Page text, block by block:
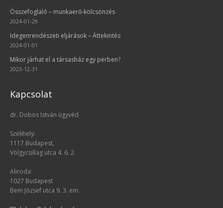
Összefoglaló – munkaerő-kölcsönzés
2024-01-29
Idegenrendészeti eljárások – Áttekintés
2024-01-01
Mikor járhat el a társasház egy perben?
2023-12-31
Kapcsolat
dr. Dobos István ügyvéd
Székhely:
1117 Budapest,
Völgycsillag utca 4. 6. 2.
Aliroda:
1027 Budapest
Bem József utca 9. 3. em.